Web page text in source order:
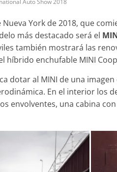
Auto Show 2018
York de 2018, que
más destacado será el
también mostrará las
híbrido enchufable MINI
dotar al MINI de una
En el interior los
envolventes, una cabina
Clásicos
BMW Serie 7: lujo
1977
28 de junio de 2022